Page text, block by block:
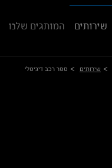
שירותים המותגים שלנו
> שירותים > ספר רכב דיגיטלי